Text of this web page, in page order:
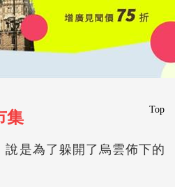
Top
集
說是為了躲開了烏雲佈下的